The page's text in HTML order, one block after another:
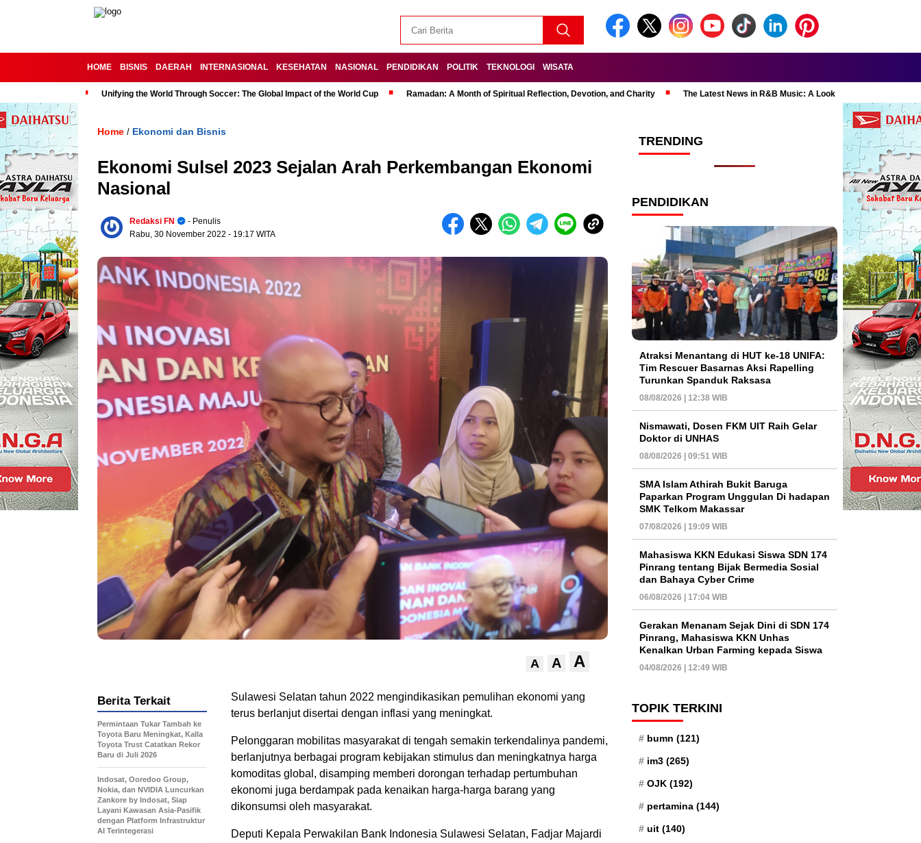
HOME BISNIS DAERAH INTERNASIONAL KESEHATAN NASIONAL PENDIDIKAN POLITIK TEKNOLOGI WISATA
Unifying the World Through Soccer: The Global Impact of the World Cup Ramadan: A Month of Spiritual Reflection, Devotion, and Charity The Latest News in R&B Music: A Look at Super Bowl
Home / Ekonomi dan Bisnis
Ekonomi Sulsel 2023 Sejalan Arah Perkembangan Ekonomi
Nasional
Redaksi FN
- Penulis
Rabu, 30 November 2022 - 19:17 WITA
A A A
Sulawesi Selatan tahun 2022 mengindikasikan pemulihan ekonomi yang
terus berlanjut disertai dengan inflasi yang meningkat.
Pelonggaran mobilitas masyarakat di tengah semakin terkendalinya pandemi,
berlanjutnya berbagai program kebijakan stimulus dan meningkatnya harga
komoditas global, disamping memberi dorongan terhadap pertumbuhan
ekonomi juga berdampak pada kenaikan harga-harga barang yang
dikonsumsi oleh masyarakat.
Deputi Kepala Perwakilan Bank Indonesia Sulawesi Selatan, Fadjar Majardi
Berita Terkait
Permintaan Tukar Tambah ke
Toyota Baru Meningkat, Kalla
Toyota Trust Catatkan Rekor
Baru di Juli 2026
Indosat, Ooredoo Group,
Nokia, dan NVIDIA Luncurkan
Zankore by Indosat, Siap
Layani Kawasan Asia-Pasifik
dengan Platform Infrastruktur
AI Terintegerasi
TRENDING
PENDIDIKAN
Atraksi Menantang di HUT ke-18 UNIFA:
Tim Rescuer Basarnas Aksi Rapelling
Turunkan Spanduk Raksasa
08/08/2026 | 12:38 WIB
Nismawati, Dosen FKM UIT Raih Gelar
Doktor di UNHAS
08/08/2026 | 09:51 WIB
SMA Islam Athirah Bukit Baruga
Paparkan Program Unggulan Di hadapan
SMK Telkom Makassar
07/08/2026 | 19:09 WIB
Mahasiswa KKN Edukasi Siswa SDN 174
Pinrang tentang Bijak Bermedia Sosial
dan Bahaya Cyber Crime
06/08/2026 | 17:04 WIB
Gerakan Menanam Sejak Dini di SDN 174
Pinrang, Mahasiswa KKN Unhas
Kenalkan Urban Farming kepada Siswa
04/08/2026 | 12:49 WIB
TOPIK TERKINI
bumn (121)
im3 (265)
OJK (192)
pertamina (144)
uit (140)